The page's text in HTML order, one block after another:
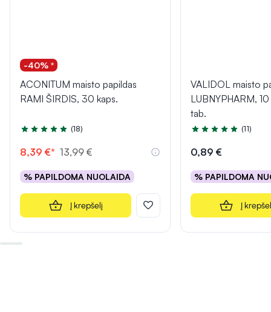
-40% *
ACONITUM maisto papildas
RAMI ŠIRDIS, 30 kaps.
Įvertinimas 4.8 iš 5
(18)
8,39 €* 13,99 €
% PAPILDOMA NUOLAIDA
Į krepšelį
VALIDOL maisto
LUBNYPHARM,
tab.
Įvertinimas 5.0 iš 5
(11)
0,89 €
% PAPILDOMA
Į